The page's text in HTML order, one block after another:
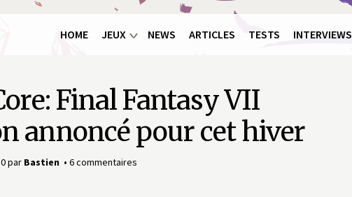
HOME JEUX NEWS ARTICLES TESTS INTERVIEWS
Final Fantasy VII
annoncé pour cet hiver
par Bastien 6 commentaires